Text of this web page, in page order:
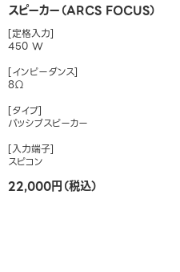
スピーカー（ARCS FOCUS）
[定格入力]
450 W
[インピーダンス]
8Ω
[タイプ]
パッシブスピーカー
[入力端子]
スピコン
22,000円（税込）